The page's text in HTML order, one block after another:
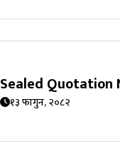
Sealed Quotation
१३ फागुन, २०८२